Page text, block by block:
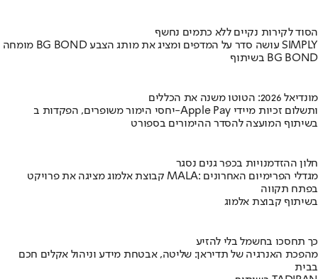
הסוד לקירות נקיים ללא כתמים נחשף
מומחה BG BOND עושה סדר על המדפים ומציג את מותג הצבע SIMPLY
בשיתוף BG BOND
מונדיאל 2026: הטוטו משנה את הכללים
יחסי הימור משופרים, הפקדות ב-Apple Pay ותשלום זכיות מיידי
בשיתוף המועצה להסדר ההימורים בספורט
חלון ההזדמנויות בכפר גנים נסגר
קבוצת אלמוג מציגה את פרויקט MALA: מגדלי הפרימיום האחרונים
בפתח תקווה
בשיתוף קבוצת אלמוג
כך תחסכו בחשמל בלי להזיע
מהפכת האנרגיה של תדיראן: שליטה, אבטחת מידע וניהול אקלים חכם
בבית